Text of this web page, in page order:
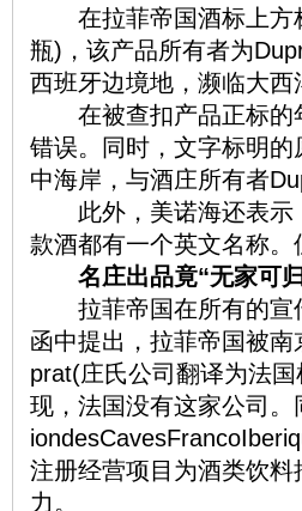
在拉菲帝国酒标上方标
瓶)，该产品所有者为
西班牙边境地，濒临大西
在被查扣产品正标的年
错误。同时，文字标明
中海岸，与酒庄所有者
此外，美诺海还表示
款酒都有一个英文名称
名庄出品竟“无家可
拉菲帝国在所有的宣
函中提出，拉菲帝国被
prat(庄氏公司翻译为法
现，法国没有这家公司
注册经营项目为酒类饮
力。